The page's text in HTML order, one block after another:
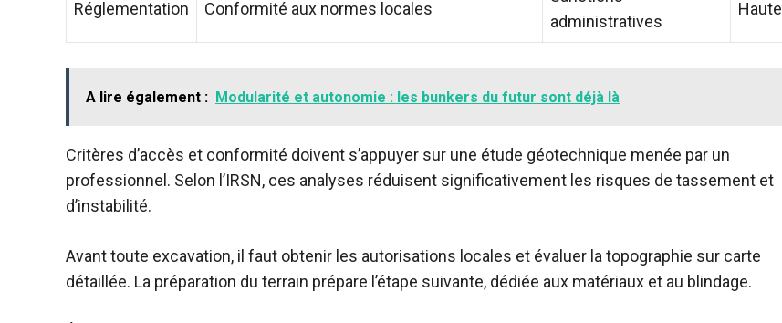
Réglementation Conformité aux normes locales
administratives
Haute
A lire également : Modularité et autonomie : les bunkers du futur sont déjà là
Critères d’accès et conformité doivent s’appuyer sur une étude géotechnique menée par un
professionnel. Selon l’IRSN, ces analyses réduisent significativement les risques de tassement et
d’instabilité.
Avant toute excavation, il faut obtenir les autorisations locales et évaluer la topographie sur carte
détaillée. La préparation du terrain prépare l’étape suivante, dédiée aux matériaux et au blindage.